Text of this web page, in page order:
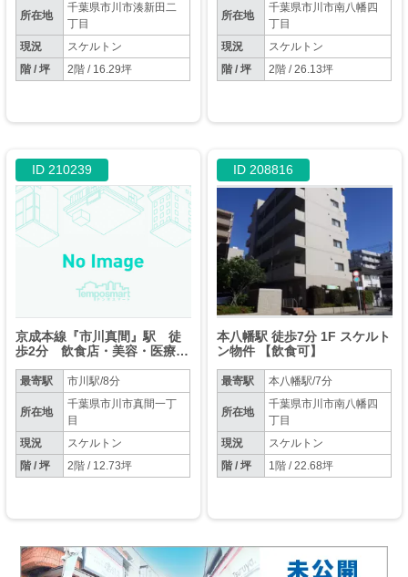
所在地
千葉県市川市湊新田二
丁目
現況
スケルトン
階 / 坪
2階 / 16.29坪
所在地
千葉県市川市南八幡四
丁目
現況
スケルトン
階 / 坪
2階 / 26.13坪
ID 210239
京成本線『市川真間』駅 徒
歩2分 飲食店・美容・医療・
最寄駅 市川駅/8分
所在地
千葉県市川市真間一丁
目
現況
スケルトン
階 / 坪
2階 / 12.73坪
ID 208816
本八幡駅 徒歩7分 1F スケルト
ン物件 【飲食可】
最寄駅 本八幡駅/7分
所在地
千葉県市川市南八幡四
丁目
現況
スケルトン
階 / 坪
1階 / 22.68坪